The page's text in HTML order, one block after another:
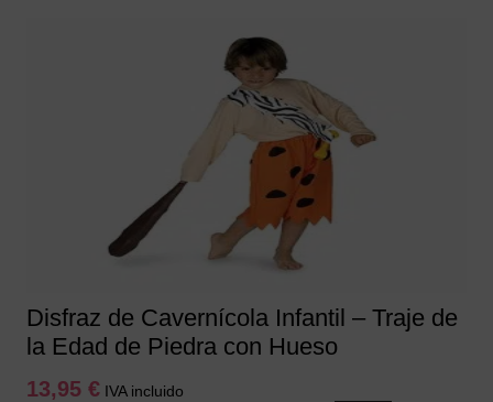
Disfraz de Cavernícola Infantil – Traje de
la Edad de Piedra con Hueso
13,95 € IVA incluido